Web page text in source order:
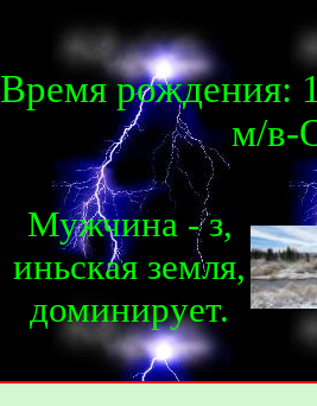
Время рождения:
м/в-
Мужчина - з,
иньcкaя земля,
доминирует.